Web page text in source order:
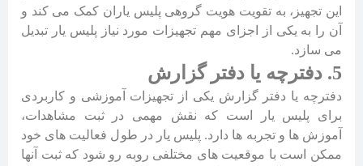
این تجهیز، به تقویت هویت گروهی پلیس یاران کمک می کند و
آن را به یکی از اجزای مهم تجهیزات مورد نیاز پلیس یار تبدیل
می سازد.
5. دفترچه یا دفتر گزارش
دفترچه یا دفتر گزارش یکی از تجهیزات آموزشی و کاربردی
برای پلیس یار است که نقش مهمی در ثبت مشاهدات،
آموزش ها و تجربه ها دارد. پلیس یار در طول فعالیت های خود
ممکن است با موقعیت های مختلفی روبه رو شود که ثبت آنها